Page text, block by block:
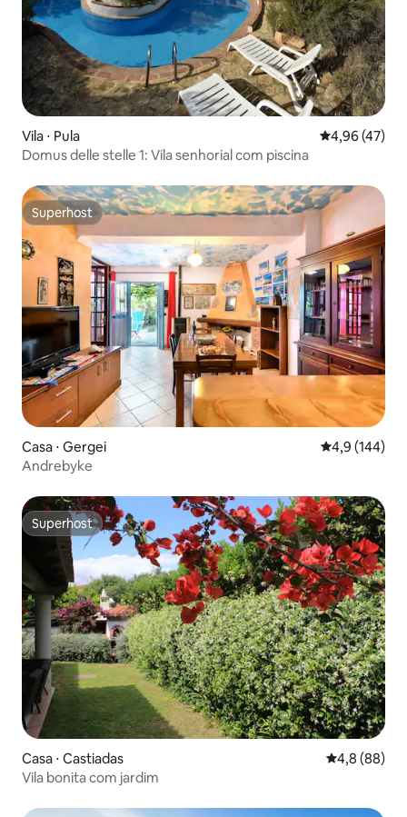
Vila ⋅ Pula 4,96 de uma
4,96 (47)
Domus delle stelle 1: Vila senhorial com piscina
Superhost
Superhost
Casa ⋅ Gergei 4,9 de uma
4,9 (144)
Andrebyke
Superhost
Superhost
Casa ⋅ Castiadas 4,8 de uma
4,8 (88)
Vila bonita com jardim